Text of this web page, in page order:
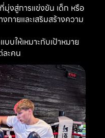
มุ่งสู่การแข่งขัน เด็ก หรือ
ายและเสริมสร้างความ
บบให้เหมาะกับเป้าหมาย
ละคน